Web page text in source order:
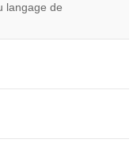
own this
langage de